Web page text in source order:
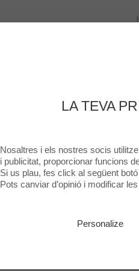
LA TEVA
Nosaltres i els nostres socis
i publicitat, proporcionar funcions
Si us plau, fes click al següent
Pots canviar d’opinió i modificar
Personalize